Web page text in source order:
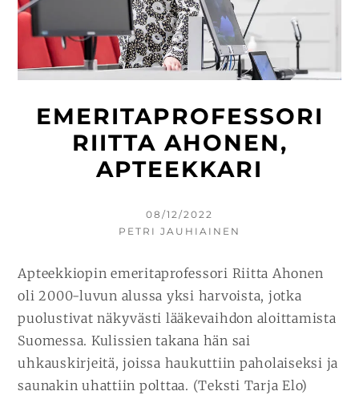
EMERITAPROFESSORI
RIITTA AHONEN,
APTEEKKARI
KIRJOITETTU
08/12/2022
KIRJOITTAJA
PETRI JAUHIAINEN
Apteekkiopin emeritaprofessori Riitta Ahonen
oli 2000-luvun alussa yksi harvoista, jotka
puolustivat näkyvästi lääkevaihdon aloittamista
Suomessa. Kulissien takana hän sai
uhkauskirjeitä, joissa haukuttiin paholaiseksi ja
saunakin uhattiin polttaa. (Teksti Tarja Elo)